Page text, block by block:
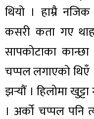
थियो । हाम्रै
कसरी कता गए
सापकोटाका
चप्पल लगाएको
झर्‍यौं । हिलोमा
। अर्को चप्पल पनि